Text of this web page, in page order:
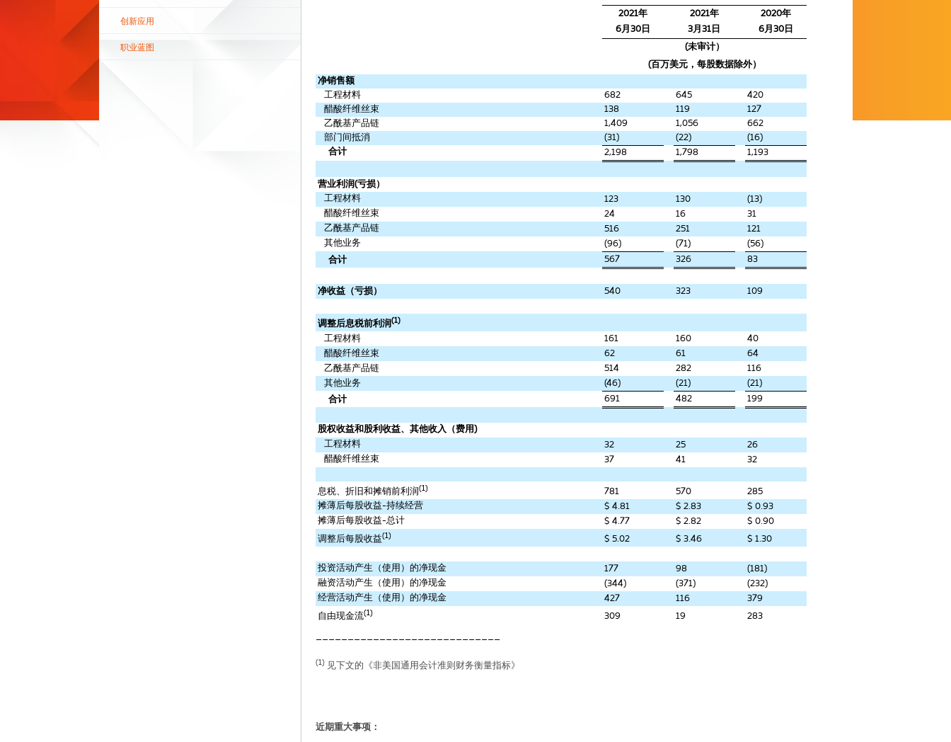
创新应用
职业蓝图
2021年
6月 30日
2021年
3月 31 日
2020年
6月 30日
(未审计）
( 百万美元，每股数据除外）
净销售额
工程材料
682 645
420
醋酸纤维丝束
138 119
127
乙酰基产品链
1,409 1,056
662
部门间抵消
(31) (22)
(16)
合计
2,198 1,798 1,193
营业利润(亏损）
工程材料
123 130
(13)
醋酸纤维丝束
24 16
31
乙酰基产品链
516 251
121
其他业务
(96) (71)
(56)
合计
567 326 83
净收益（亏损） 540 323 109
调整后息税前利润(1)
工程材料 161 160
40
醋酸纤维丝束
62 61
64
乙酰基产品链
514 282
116
其他业务
(46) (21)
(21)
合计
691 482 199
股权收益和股利收益、其他收入（费用)
工程材料
32 25
26
醋酸纤维丝束
37 41 32
息税、折旧和摊销前利润(1) 781 570
285
摊薄后每股收益-持续经营 $ 4.81 $ 2.83 $ 0.93
摊薄后每股收益-总计 $ 4.77 $ 2.82 $ 0.90
调整后每股收益(1) $ 5.02 $ 3.46 $ 1.30
投资活动产生（使用）的净现金 177 98
(181)
融资活动产生（使用）的净现金
(344) (371)
(232)
经营活动产生（使用）的净现金
427 116
379
自由现金流(1) 309 19 283
(1)见下文的《非美国通用会计准则财务衡量指标》
近期重大事项：